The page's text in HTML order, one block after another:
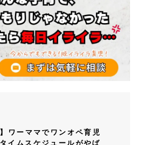
ワーママでワンオペ育児
イムスケジュールがやば